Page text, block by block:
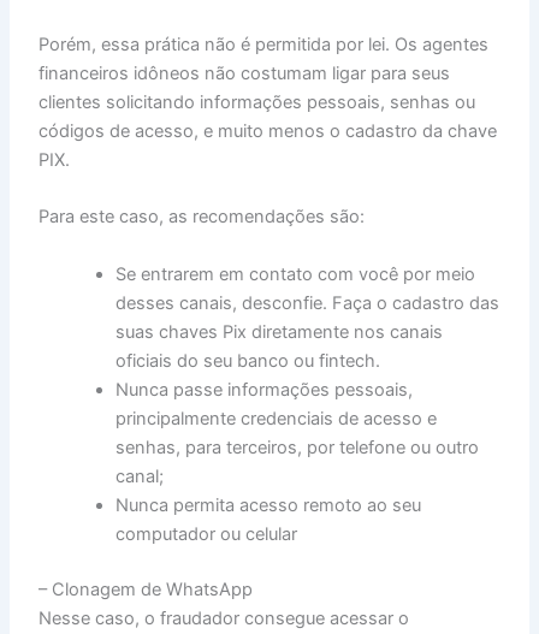
Porém, essa prática não é permitida por lei. Os agentes
financeiros idôneos não costumam ligar para seus
clientes solicitando informações pessoais, senhas ou
códigos de acesso, e muito menos o cadastro da chave
PIX.
Para este caso, as recomendações são:
Se entrarem em contato com você por meio
desses canais, desconfie. Faça o cadastro das
suas chaves Pix diretamente nos canais
oficiais do seu banco ou fintech.
Nunca passe informações pessoais,
principalmente credenciais de acesso e
senhas, para terceiros, por telefone ou outro
canal;
Nunca permita acesso remoto ao seu
computador ou celular
– Clonagem de WhatsApp
Nesse caso, o fraudador consegue acessar o